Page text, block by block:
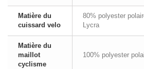
Matière du
cuissard velo
80% polyester
Lycra
Matière du
maillot
cyclisme
100% polyester